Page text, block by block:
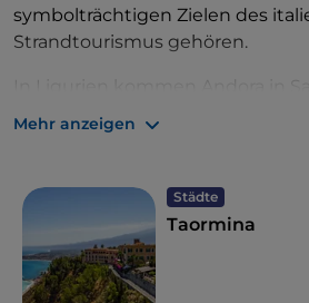
symbolträchtigen Zielen des
Strandtourismus gehören.
Imperia hinzu. In der Lombardei
Garda in der Provinz Brescia, eine
Flagge für Morciano di Leuca
Die Aussteiger sind im Latium
Apulien Patù und Castrignano
Marina del Fezzano
Mehr anzeigen
Städte
Taormina